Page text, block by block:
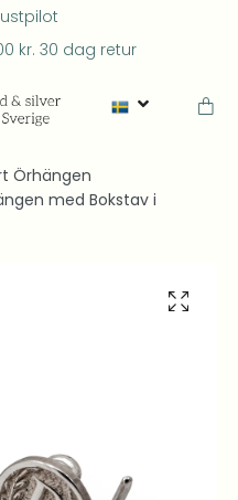
kr. 30 dag retur
Örhängen
med Bokstav i